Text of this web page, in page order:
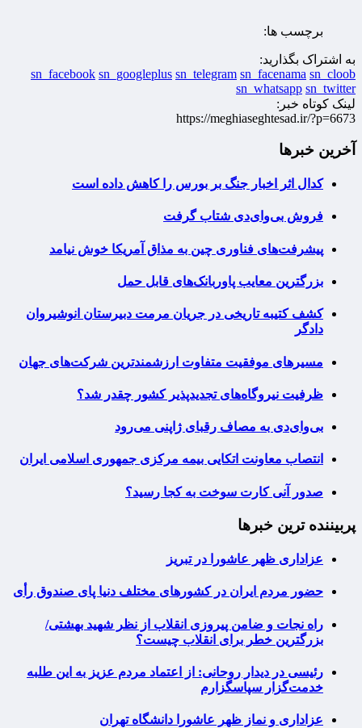
برچسب ها:
به اشتراک بگذارید:
sn_facebook sn_googleplus sn_telegram sn_facenama sn_cloob
sn_whatsapp sn_twitter
لینک کوتاه خبر:
https://meghiaseghtesad.ir/?p=6673
آخرین خبرها
کدال اثر اخبار جنگ بر بورس را کاهش داده است
فروش بی‌وای‌دی شتاب گرفت
پیشرفت‌های فناوری چین به مذاق آمریکا خوش نیامد
بزرگترین معایب پاوربانک‌های قابل حمل
کشف کتیبه تاریخی در جریان مرمت دبیرستان انوشیروان
دادگر
مسیرهای موفقیت متفاوت ارزشمندترین شرکت‌های جهان
ظرفیت نیروگاه‌های تجدیدپذیر کشور چقدر شد؟
بی‌وای‌دی به مصاف رقبای ژاپنی می‌رود
انتصاب معاونت اتکایی بیمه مرکزی جمهوری اسلامی ایران
صدور آنی کارت سوخت به کجا رسید؟
پربیننده ترین خبرها
عزاداری ظهر عاشورا در تبریز
حضور مردم ایران در کشورهای مختلف دنیا پای صندوق رأی
راه نجات و ضامن پیروزی انقلاب از نظر شهید بهشتی/
بزرگترین خطر برای انقلاب چیست؟
رئیسی در دیدار روحانی: از اعتماد مردم عزیز به این طلبه
خدمت‌گزار سپاسگزارم
عزاداری و نماز ظهر عاشورا دانشگاه تهران